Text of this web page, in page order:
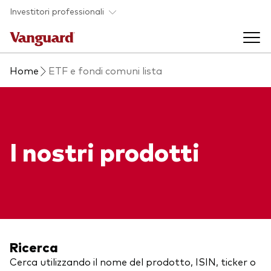
Skip to main content
Investitori professionali
Prodotti di investimento
Visualizza i nostri prodotti per categorie
Fondi indicizzati
Fondi attivi
Azionario
Back to main menu
La società
Chi siamo
Home ETF e fondi comuni lista
I nostri prodotti
Ricerca
Cerca utilizzando il nome del prodotto, ISIN, ticker o